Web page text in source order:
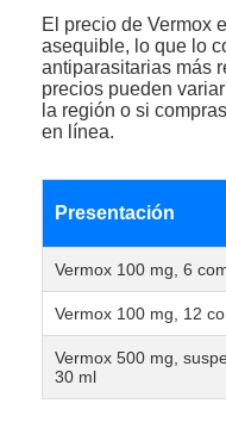
El precio de Vermox
asequible, lo que lo
antiparasitarias más
precios pueden
la región o si
en línea.
Presentación
Vermox 100 mg, 6
Vermox 100 mg, 12
Vermox 500 mg,
30 ml